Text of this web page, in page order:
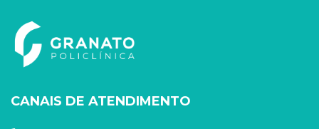
CANAIS DE ATENDIMENTO